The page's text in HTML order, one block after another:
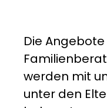
Die
werden mit
unter den